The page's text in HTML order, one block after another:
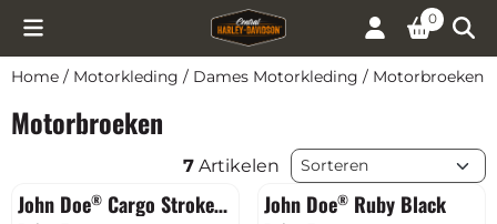
Cookievoorkeuren zijn momenteel gesloten. 0
Home / Motorkleding / Dames Motorkleding / Motorbroeken
Motorbroeken
7 Artikelen Sorteermethode
John Doe® Cargo Stroker
John Doe® Ruby Black